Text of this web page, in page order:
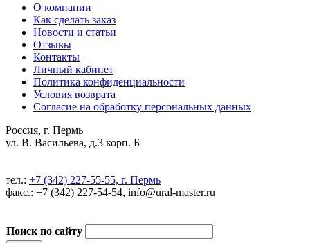
О компании
Как сделать заказ
Новости и статьи
Отзывы
Контакты
Личный кабинет
Политика конфиденциальности
Условия возврата
Согласие на обработку персональных данных
Россия, г. Пермь
ул. В. Васильева, д.3 корп. Б
тел.: +7 (342) 227-55-55, г. Пермь
факс.: +7 (342) 227-54-54, info@ural-master.ru
Поиск по сайту